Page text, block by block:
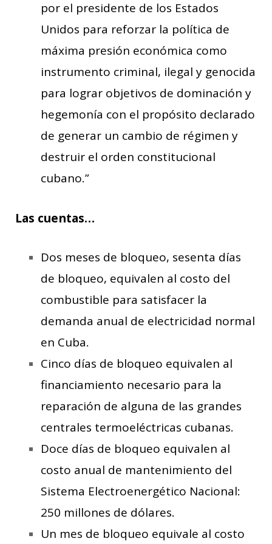
por el presidente de los Estados
Unidos para reforzar la política de
máxima presión económica como
instrumento criminal, ilegal y genocida
para lograr objetivos de dominación y
hegemonía con el propósito declarado
de generar un cambio de régimen y
destruir el orden constitucional
cubano.”
Las cuentas…
Dos meses de bloqueo, sesenta días
de bloqueo, equivalen al costo del
combustible para satisfacer la
demanda anual de electricidad normal
en Cuba.
Cinco días de bloqueo equivalen al
financiamiento necesario para la
reparación de alguna de las grandes
centrales termoeléctricas cubanas.
Doce días de bloqueo equivalen al
costo anual de mantenimiento del
Sistema Electroenergético Nacional:
250 millones de dólares.
Un mes de bloqueo equivale al costo